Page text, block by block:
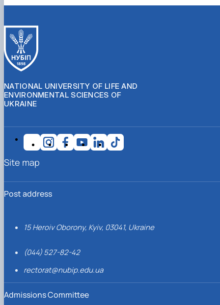
NATIONAL UNIVERSITY OF LIFE AND
ENVIRONMENTAL SCIENCES OF
UKRAINE
Post address
15 Heroiv Oborony, Kyiv, 03041, Ukraine
(044) 527-82-42
rectorat@nubip.edu.ua
Admissions Committee
Site map